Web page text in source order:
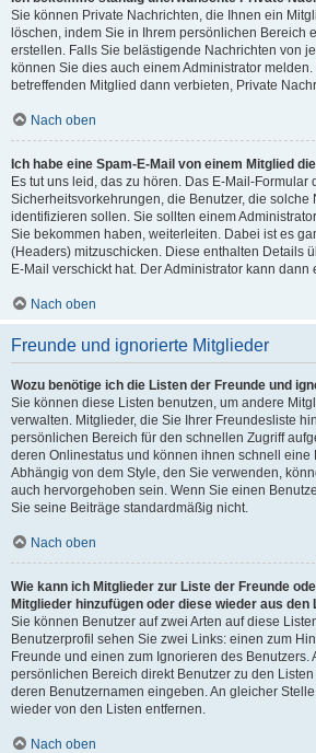
Sie können Private Nachrichten, die Ihnen ein
löschen, indem Sie in Ihrem persönlichen Bereich
erstellen. Falls Sie belästigende Nachrichten von
können Sie dies auch einem Administrator
betreffenden Mitglied dann verbieten, Private
Nach oben
Ich habe eine Spam-E-Mail von einem Mitglied
Es tut uns leid, das zu hören. Das E-Mail-Formular
Sicherheitsvorkehrungen, die Benutzer, die solche
identifizieren sollen. Sie sollten einem
Sie bekommen haben, weiterleiten. Dabei ist es
(Headers) mitzuschicken. Diese enthalten Details
E-Mail verschickt hat. Der Administrator kann
Nach oben
Freunde und ignorierte Mitglieder
Wozu benötige ich die Listen der Freunde und
Sie können diese Listen benutzen, um andere
verwalten. Mitglieder, die Sie Ihrer Freundesliste
persönlichen Bereich für den schnellen Zugriff
deren Onlinestatus und können ihnen schnell eine
Abhängig von dem Style, den Sie verwenden,
auch hervorgehoben sein. Wenn Sie einen
Sie seine Beiträge standardmäßig nicht.
Nach oben
Wie kann ich Mitglieder zur Liste der Freunde
Mitglieder hinzufügen oder diese wieder aus den
Sie können Benutzer auf zwei Arten auf diese
Benutzerprofil sehen Sie zwei Links: einen zum
Freunde und einen zum Ignorieren des Benutzers.
persönlichen Bereich direkt Benutzer zu den
deren Benutzernamen eingeben. An gleicher
wieder von den Listen entfernen.
Nach oben